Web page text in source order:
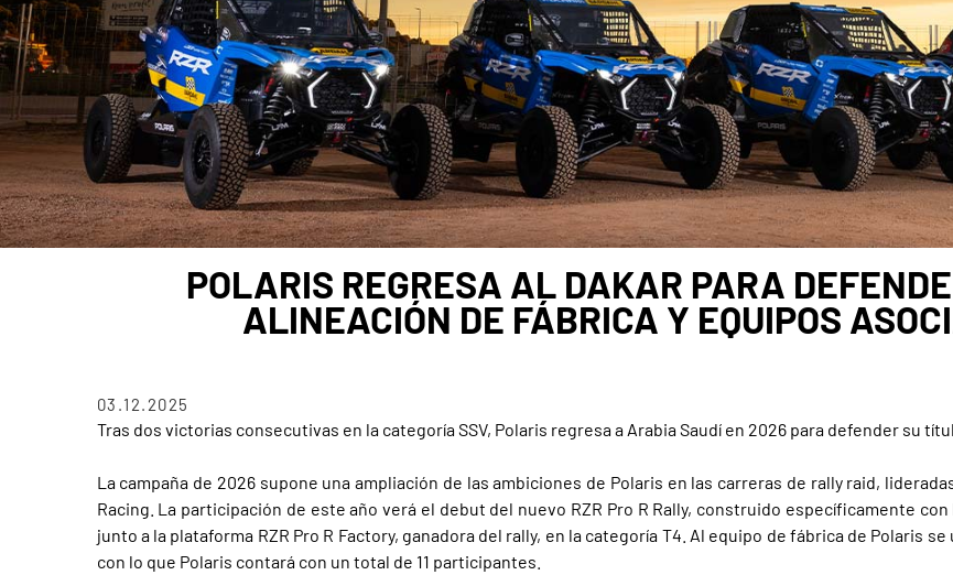
POLARIS REGRESA AL DAKAR PARA
ALINEACIÓN DE FÁBRICA Y EQUIPOS
03.12.2025
Tras dos victorias consecutivas en la categoría SSV, Polaris regresa a Arabia Saudí en 2026 para defender su
La campaña de 2026 supone una ampliación de las ambiciones de Polaris en las carreras de rally raid,
Racing. La participación de este año verá el debut del nuevo RZR Pro R Rally, construido específicamente
junto a la plataforma RZR Pro R Factory, ganadora del rally, en la categoría T4. Al equipo de fábrica de Polaris
con lo que Polaris contará con un total de 11 participantes.